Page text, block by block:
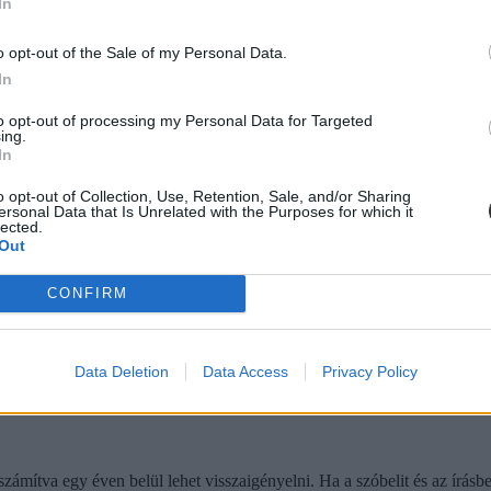
opt-out of the Sale of my Personal Data.
opt-out of processing my Personal Data for Targeted
opt-out of Collection, Use, Retention, Sale, and/or Sharing
Data that Is Unrelated with the Purposes for which it
CONFIRM
Data Deletion Data Access Privacy Policy
életéveteket 2020. március 11. és 2020. június 17-e között
4. és a 2021-ben újonnan kihirdetett veszélyhelyzet
egy éven belül lehet visszaigényelni. Ha a szóbelit és az